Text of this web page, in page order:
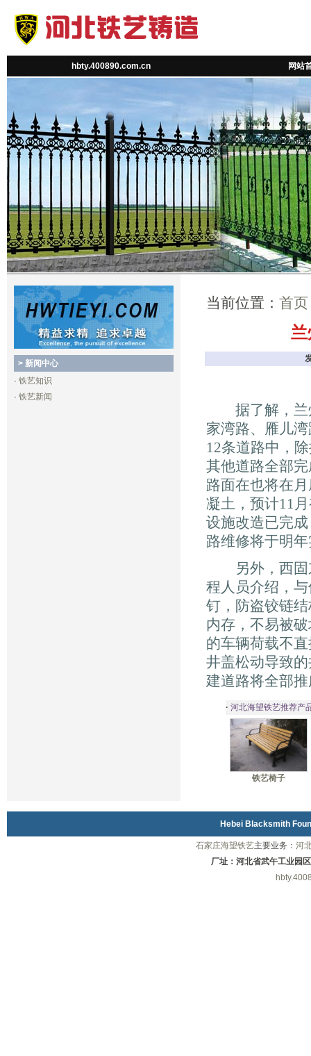
hbty.400890.com.cn 网站
> 新闻中心
· 铁艺知识
· 铁艺新闻
当前位置： 首页
兰
据了解，兰
家湾路、雁儿
12条道路中，
其他道路全部
路面在也将在
凝土，预计11
设施改造已完
路维修将于明
另外，西固东
程人员介绍，
钉，防盗铰链
内存，不易被
的车辆荷载不
井盖松动导致
建道路将全部
· 河北海望铁艺推荐产
铁艺椅子
Hebei Blacksmith
石家庄海望铁艺主要业务： 河
厂址：河北省武午工业园